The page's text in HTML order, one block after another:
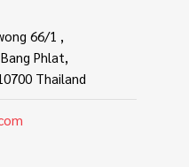
66/1 ,
Phlat,
Thailand